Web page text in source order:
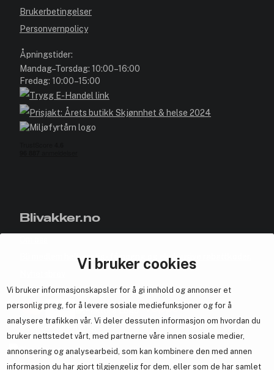
Vi bruker cookies
Vi bruker informasjonskapsler for å gi innhold og annonser et
personlig preg, for å levere sosiale mediefunksjoner og for å
analysere trafikken vår. Vi deler dessuten informasjon om hvordan du
bruker nettstedet vårt, med partnerne våre innen sosiale medier,
annonsering og analysearbeid, som kan kombinere den med annen
informasjon du har gjort tilgjengelig for dem, eller som de har samlet
Brukerbetingelser
Personvernpolicy
Åpningstider:
Mandag–Torsdag: 10:00–16:00
Fredag: 10:00–15:00
Blivakker.no
Bli medlem helt gratis - få poeng og eksklusive rabattkoder.
Samarbeid med oss
En del avBrandsdal Group AS